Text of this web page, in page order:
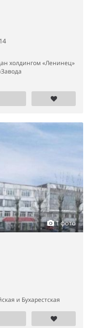
холдингом «Ленинец»
1 фото
и Бухарестская